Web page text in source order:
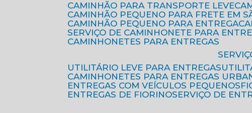
CAMINHÃO PARA TRANSPORTE LEVE
CAMINHÃO PEQUENO PARA FRETE EM
CAMINHÃO PEQUENO PARA ENTREGA
SERVIÇO DE CAMINHONETE PARA
CAMINHONETES PARA ENTREGAS
UTILITÁRIO LEVE PARA ENTREGAS
CAMINHONETES PARA ENTREGAS
ENTREGAS COM VEÍCULOS PEQUENOS
ENTREGAS DE FIORINO
SERVIÇO DE